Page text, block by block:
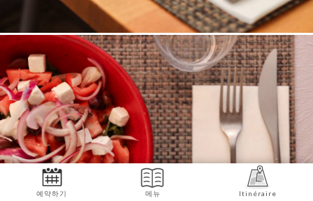
예약하기 메뉴 Itinéraire